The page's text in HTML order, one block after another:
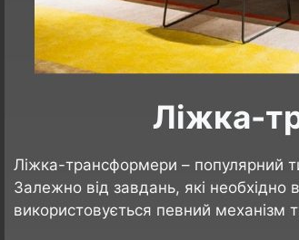
Ліжка-
Ліжка-трансформери – популярний
Залежно від завдань, які необхідно
використовується певний механізм